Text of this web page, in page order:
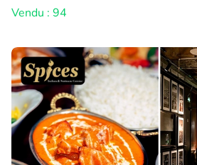
Vendu : 94